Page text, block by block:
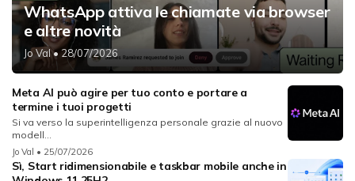
WhatsApp attiva le chiamate via browser
e altre novità
Jo Val• 28/07/2026
Meta AI può agire per tuo conto e portare a
termine i tuoi progetti
Si va verso la superintelligenza personale grazie al nuovo
modell...
Jo Val • 25/07/2026
Sì, Start ridimensionabile e taskbar mobile anche in